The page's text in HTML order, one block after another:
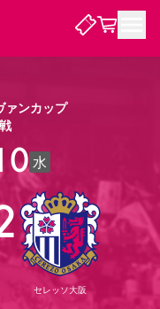
アクセス レディース
選手
購入方法
ービス
団体チケット
ビス
ァンカップ
水
セレッソ大阪